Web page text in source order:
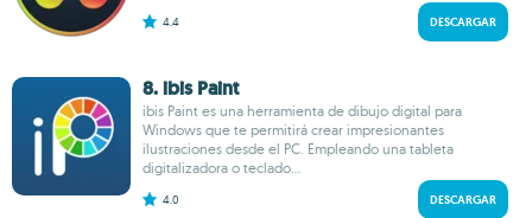
4.4 DESCARGAR
8. ibis Paint
ibis Paint es una herramienta de dibujo digital para
Windows que te permitirá crear impresionantes
ilustraciones desde el PC. Empleando una tableta
digitalizadora o teclado...
4.0 DESCARGAR